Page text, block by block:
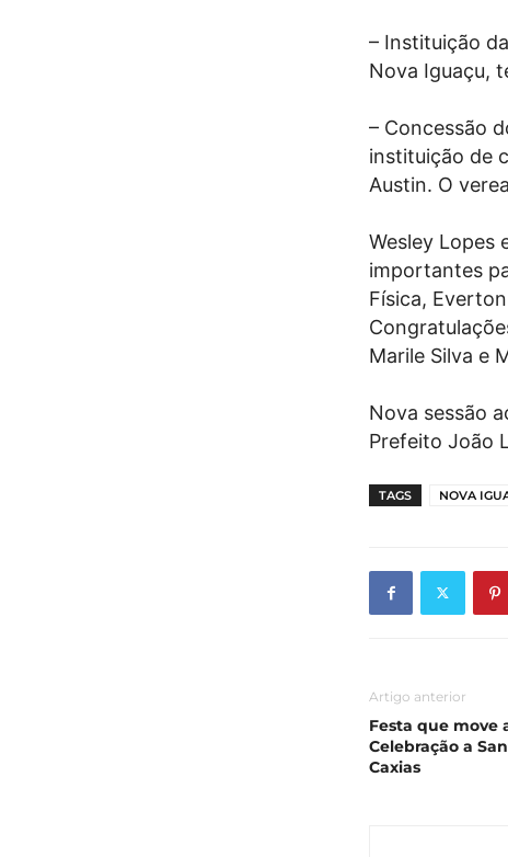
– Instituição
Nova Iguaçu,
– Concessão
instituição de
Austin. O
Wesley Lopes
importantes
Física,
Marile Silva e
Nova sessão
Prefeito João
TAGS NOVA
Artigo anterior
Festa que move
Celebração a
Caxias